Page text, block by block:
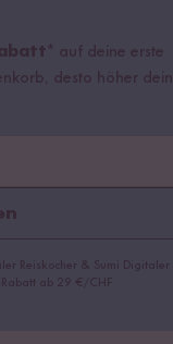
auf deine erste
desto höher dein
Reiskocher & Sumi Digitaler
Rabatt ab 29 €/CHF